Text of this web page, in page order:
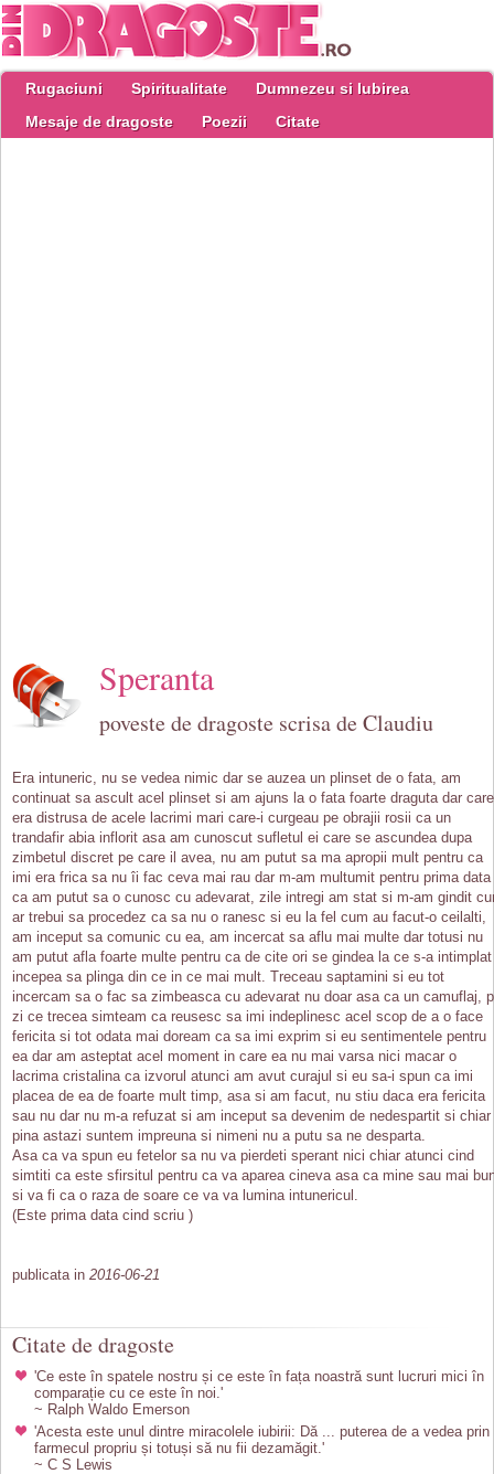
Rugaciuni Spiritualitate
Dumnezeu si Iubirea
Mesaje de dragoste
Poezii Citate
Speranta
poveste de dragoste scrisa de Claudiu
Era intuneric, nu se vedea nimic dar se auzea un plinset de o fata, am
continuat sa ascult acel plinset si am ajuns la o fata foarte draguta dar care
era distrusa de acele lacrimi mari care-i curgeau pe obrajii rosii ca un
trandafir abia inflorit asa am cunoscut sufletul ei care se ascundea dupa
zimbetul discret pe care il avea, nu am putut sa ma apropii mult pentru ca
imi era frica sa nu îi fac ceva mai rau dar m-am multumit pentru prima data
ca am putut sa o cunosc cu adevarat, zile intregi am stat si m-am gindit
ar trebui sa procedez ca sa nu o ranesc si eu la fel cum au facut-o ceilalti,
am inceput sa comunic cu ea, am incercat sa aflu mai multe dar totusi nu
am putut afla foarte multe pentru ca de cite ori se gindea la ce s-a intimplat
incepea sa plinga din ce in ce mai mult. Treceau saptamini si eu tot
incercam sa o fac sa zimbeasca cu adevarat nu doar asa ca un camuflaj,
zi ce trecea simteam ca reusesc sa imi indeplinesc acel scop de a o face
fericita si tot odata mai doream ca sa imi exprim si eu sentimentele pentru
ea dar am asteptat acel moment in care ea nu mai varsa nici macar o
lacrima cristalina ca izvorul atunci am avut curajul si eu sa-i spun ca imi
placea de ea de foarte mult timp, asa si am facut, nu stiu daca era fericita
sau nu dar nu m-a refuzat si am inceput sa devenim de nedespartit si chiar
pina astazi suntem impreuna si nimeni nu a putu sa ne desparta.
Asa ca va spun eu fetelor sa nu va pierdeti sperant nici chiar atunci cind
simtiti ca este sfirsitul pentru ca va aparea cineva asa ca mine sau mai
si va fi ca o raza de soare ce va va lumina intunericul.
(Este prima data cind scriu )
publicata in 2016-06-21
Citate de dragoste
'Ce este în spatele nostru și ce este în fața noastră sunt lucruri mici în
comparație cu ce este în noi.'
~ Ralph Waldo Emerson
'Acesta este unul dintre miracolele iubirii: Dă ... puterea de a vedea prin
farmecul propriu și totuși să nu fii dezamăgit.'
~ C S Lewis